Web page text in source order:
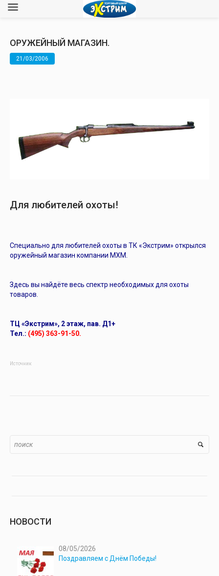
ОРУЖЕЙНЫЙ МАГАЗИН.
21/03/2006
Для любителей охоты!
Специально для любителей охоты в ТК «Экстрим» открылся
оружейный магазин компании МХМ.
Здесь вы найдёте весь спектр необходимых для охоты
товаров.
ТЦ «Экстрим», 2 этаж, пав. Д1+
Тел.: (495) 363-91-50.
Источник
НОВОСТИ
08/05/2026
Поздравляем с Днём Победы!